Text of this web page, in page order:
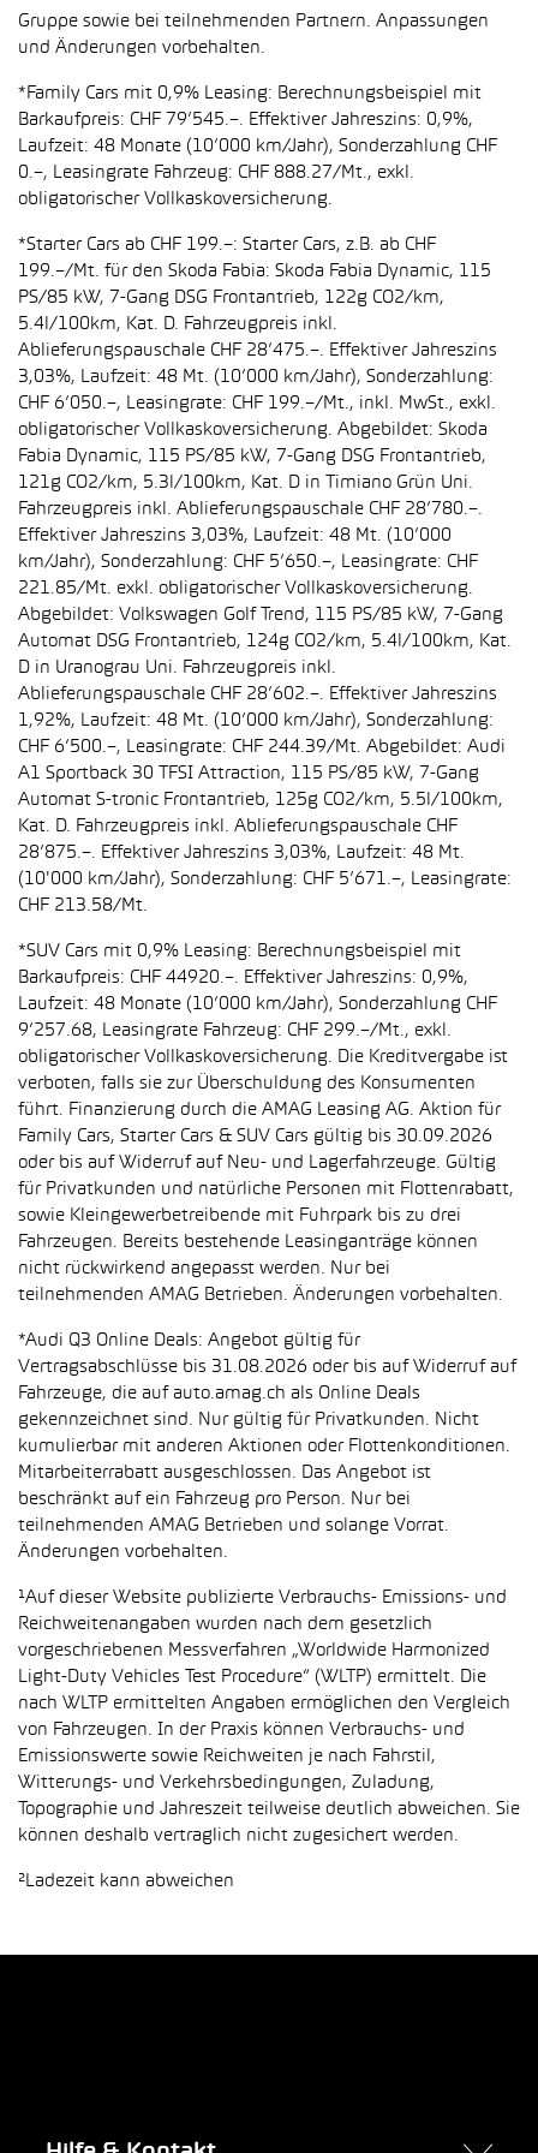
Gruppe sowie bei teilnehmenden Partnern. Anpassungen
und Änderungen vorbehalten.
*Family Cars mit 0,9% Leasing: Berechnungsbeispiel mit
Barkaufpreis: CHF 79’545.–. Effektiver Jahreszins: 0,9%,
Laufzeit: 48 Monate (10’000 km/Jahr), Sonderzahlung CHF
0.–, Leasingrate Fahrzeug: CHF 888.27/Mt., exkl.
obligatorischer Vollkaskoversicherung.
*Starter Cars ab CHF 199.–: Starter Cars, z.B. ab CHF
199.–/Mt. für den Skoda Fabia: Skoda Fabia Dynamic, 115
PS/85 kW, 7-Gang DSG Frontantrieb, 122g CO2/km,
5.4l/100km, Kat. D. Fahrzeugpreis inkl.
Ablieferungspauschale CHF 28’475.–. Effektiver Jahreszins
3,03%, Laufzeit: 48 Mt. (10’000 km/Jahr), Sonderzahlung:
CHF 6’050.–, Leasingrate: CHF 199.–/Mt., inkl. MwSt., exkl.
obligatorischer Vollkaskoversicherung. Abgebildet: Skoda
Fabia Dynamic, 115 PS/85 kW, 7-Gang DSG Frontantrieb,
121g CO2/km, 5.3l/100km, Kat. D in Timiano Grün Uni.
Fahrzeugpreis inkl. Ablieferungspauschale CHF 28’780.–.
Effektiver Jahreszins 3,03%, Laufzeit: 48 Mt. (10’000
km/Jahr), Sonderzahlung: CHF 5’650.–, Leasingrate: CHF
221.85/Mt. exkl. obligatorischer Vollkaskoversicherung.
Abgebildet: Volkswagen Golf Trend, 115 PS/85 kW, 7-Gang
Automat DSG Frontantrieb, 124g CO2/km, 5.4l/100km, Kat.
D in Uranograu Uni. Fahrzeugpreis inkl.
Ablieferungspauschale CHF 28’602.–. Effektiver Jahreszins
1,92%, Laufzeit: 48 Mt. (10’000 km/Jahr), Sonderzahlung:
CHF 6’500.–, Leasingrate: CHF 244.39/Mt. Abgebildet: Audi
A1 Sportback 30 TFSI Attraction, 115 PS/85 kW, 7-Gang
Automat S-tronic Frontantrieb, 125g CO2/km, 5.5l/100km,
Kat. D. Fahrzeugpreis inkl. Ablieferungspauschale CHF
28’875.–. Effektiver Jahreszins 3,03%, Laufzeit: 48 Mt.
(10'000 km/Jahr), Sonderzahlung: CHF 5’671.–, Leasingrate:
CHF 213.58/Mt.
*SUV Cars mit 0,9% Leasing: Berechnungsbeispiel mit
Barkaufpreis: CHF 44920.–. Effektiver Jahreszins: 0,9%,
Laufzeit: 48 Monate (10’000 km/Jahr), Sonderzahlung CHF
9’257.68, Leasingrate Fahrzeug: CHF 299.–/Mt., exkl.
obligatorischer Vollkaskoversicherung. Die Kreditvergabe ist
verboten, falls sie zur Überschuldung des Konsumenten
führt. Finanzierung durch die AMAG Leasing AG. Aktion für
Family Cars, Starter Cars & SUV Cars gültig bis 30.09.2026
oder bis auf Widerruf auf Neu- und Lagerfahrzeuge. Gültig
für Privatkunden und natürliche Personen mit Flottenrabatt,
sowie Kleingewerbetreibende mit Fuhrpark bis zu drei
Fahrzeugen. Bereits bestehende Leasinganträge können
nicht rückwirkend angepasst werden. Nur bei
teilnehmenden AMAG Betrieben. Änderungen vorbehalten.
*Audi Q3 Online Deals: Angebot gültig für
Vertragsabschlüsse bis 31.08.2026 oder bis auf Widerruf auf
Fahrzeuge, die auf auto.amag.ch als Online Deals
gekennzeichnet sind. Nur gültig für Privatkunden. Nicht
kumulierbar mit anderen Aktionen oder Flottenkonditionen.
Mitarbeiterrabatt ausgeschlossen. Das Angebot ist
beschränkt auf ein Fahrzeug pro Person. Nur bei
teilnehmenden AMAG Betrieben und solange Vorrat.
Änderungen vorbehalten.
¹Auf dieser Website publizierte Verbrauchs- Emissions- und
Reichweitenangaben wurden nach dem gesetzlich
vorgeschriebenen Messverfahren „Worldwide Harmonized
Light-Duty Vehicles Test Procedure“ (WLTP) ermittelt. Die
nach WLTP ermittelten Angaben ermöglichen den Vergleich
von Fahrzeugen. In der Praxis können Verbrauchs- und
Emissionswerte sowie Reichweiten je nach Fahrstil,
Witterungs- und Verkehrsbedingungen, Zuladung,
Topographie und Jahreszeit teilweise deutlich abweichen. Sie
können deshalb vertraglich nicht zugesichert werden.
²Ladezeit kann abweichen